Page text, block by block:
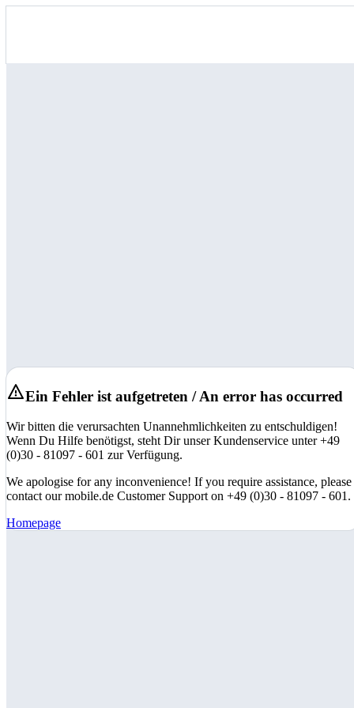
Ein Fehler ist aufgetreten / An error has occurred
Wir bitten die verursachten Unannehmlichkeiten zu entschuldigen!
Wenn Du Hilfe benötigst, steht Dir unser Kundenservice unter +49
(0)30 - 81097 - 601 zur Verfügung.
We apologise for any inconvenience! If you require assistance, please
contact our mobile.de Customer Support on +49 (0)30 - 81097 - 601.
Homepage